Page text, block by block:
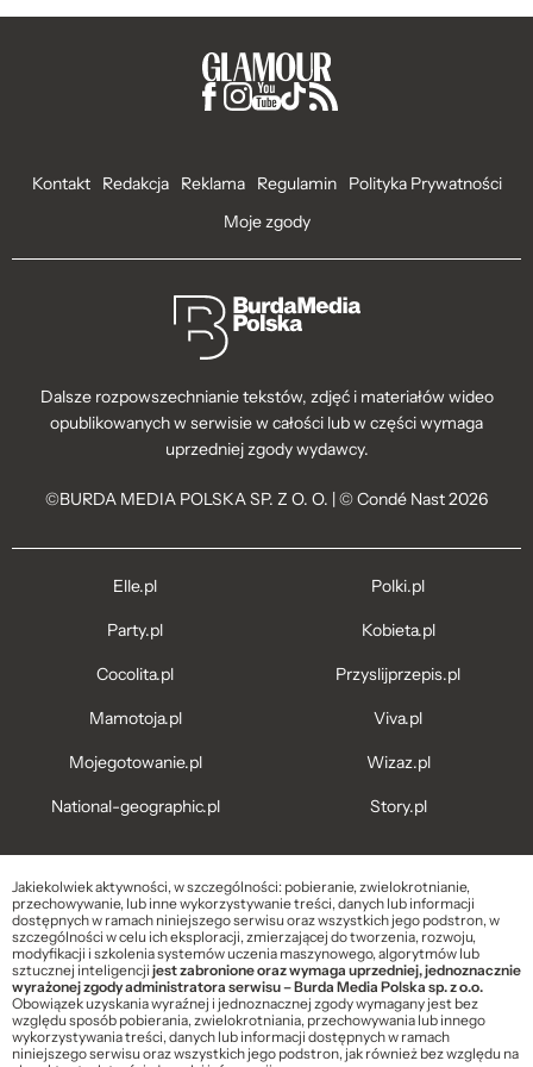
Kontakt Redakcja Reklama Regulamin
Polityka Prywatności
Moje zgody
Dalsze rozpowszechnianie tekstów, zdjęć i materiałów wideo
opublikowanych w serwisie w całości lub w części wymaga
uprzedniej zgody wydawcy.
©BURDA MEDIA POLSKA SP. Z O. O. | © Condé Nast 2026
Elle.pl
Party.pl
Cocolita.pl
Mamotoja.pl
Mojegotowanie.pl
National-geographic.pl
Polki.pl
Kobieta.pl
Przyslijprzepis.pl
Viva.pl
Wizaz.pl
Story.pl
Jakiekolwiek aktywności, w szczególności: pobieranie, zwielokrotnianie,
przechowywanie, lub inne wykorzystywanie treści, danych lub informacji
dostępnych w ramach niniejszego serwisu oraz wszystkich jego podstron, w
szczególności w celu ich eksploracji, zmierzającej do tworzenia, rozwoju,
modyfikacji i szkolenia systemów uczenia maszynowego, algorytmów lub
sztucznej inteligencjijest zabronione oraz wymaga uprzedniej, jednoznacznie
wyrażonej zgody administratora serwisu – Burda Media Polska sp. z o.o.
Obowiązek uzyskania wyraźnej i jednoznacznej zgody wymagany jest bez
względu sposób pobierania, zwielokrotniania, przechowywania lub innego
wykorzystywania treści, danych lub informacji dostępnych w ramach
niniejszego serwisu oraz wszystkich jego podstron, jak również bez względu na